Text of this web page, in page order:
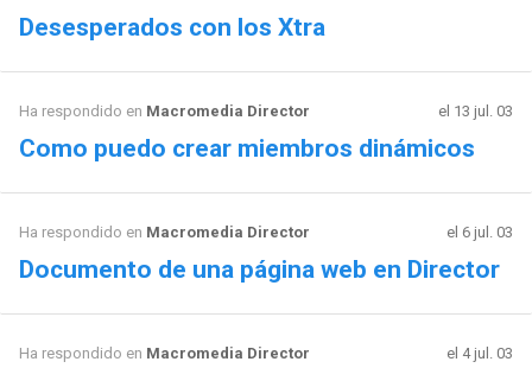
Desesperados con los Xtra
Ha respondido en Macromedia Director el 13 jul. 03
Como puedo crear miembros dinámicos
Ha respondido en Macromedia Director el 6 jul. 03
Documento de una página web en Director
Ha respondido en Macromedia Director el 4 jul. 03